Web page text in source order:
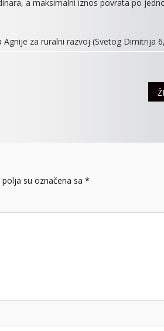
DO
a maksimalni iznos povrata po
za ruralni razvoj (Svetog Dimitrija
su označena sa *